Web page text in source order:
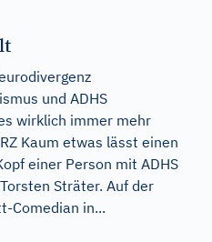
und ADHS
wirklich immer mehr
Kaum etwas lässt einen
einer Person mit ADHS
Sträter. Auf der
Comedian in...